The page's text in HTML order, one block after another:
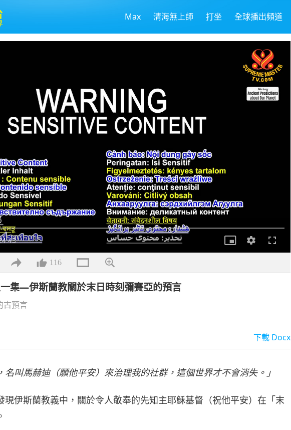
Max 清海無上師 打坐 全球播出頻道
解
析
116
集—伊斯蘭教關於末日時刻彌賽亞的預言
古預言
下載 Docx
名叫馬赫迪（願他平安）來治理我的社群，這個世界才不會消失。」
現伊斯蘭教義中，關於令人敬奉的先知主耶穌基督（祝他平安）在「末